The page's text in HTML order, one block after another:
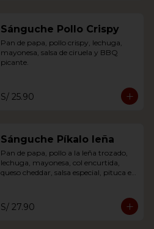
Sánguche Pollo Crispy
Pan de papa, pollo crispy, lechuga,
mayonesa, salsa de ciruela y BBQ
picante.
S/ 25.90
Sánguche Píkalo leña
Pan de papa, pollo a la leña trozado,
lechuga, mayonesa, col encurtida,
queso cheddar, salsa especial, pituca en
S/ 27.90